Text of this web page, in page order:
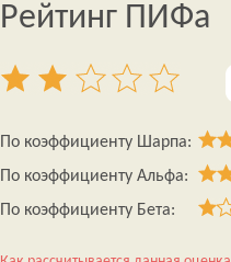
Рейтинг ПИФа
По коэффициенту Шарпа:
По коэффициенту Альфа:
По коэффициенту Бета: